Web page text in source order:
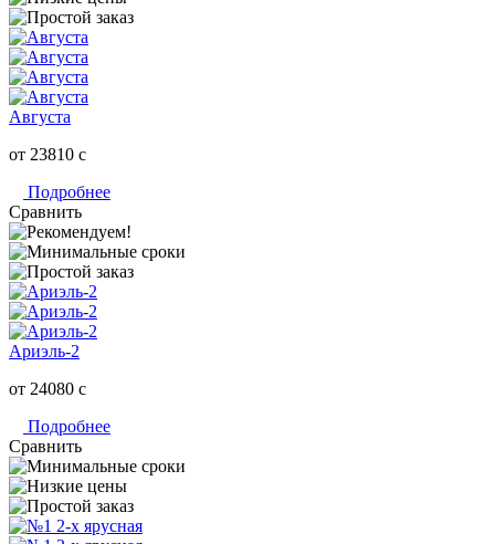
Августа
от 23810 c
Подробнее
Сравнить
Ариэль-2
от 24080 c
Подробнее
Сравнить